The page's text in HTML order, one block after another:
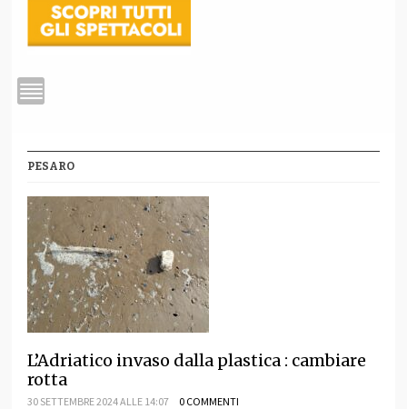
PESARO
L’Adriatico invaso dalla plastica : cambiare
rotta
30 SETTEMBRE 2024 ALLE 14:07 0 COMMENTI